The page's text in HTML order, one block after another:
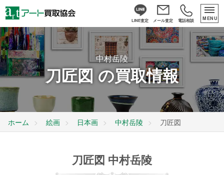
LINE査定 メール査定 電話相談 MENU
中村岳陵
刀匠図 の買取情報
ホーム 絵画 日本画 中村岳陵 刀匠図
刀匠図 中村岳陵